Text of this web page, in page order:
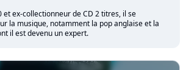
et ex-collectionneur de CD 2 titres, il se
la musique, notamment la pop anglaise et la
il est devenu un expert.